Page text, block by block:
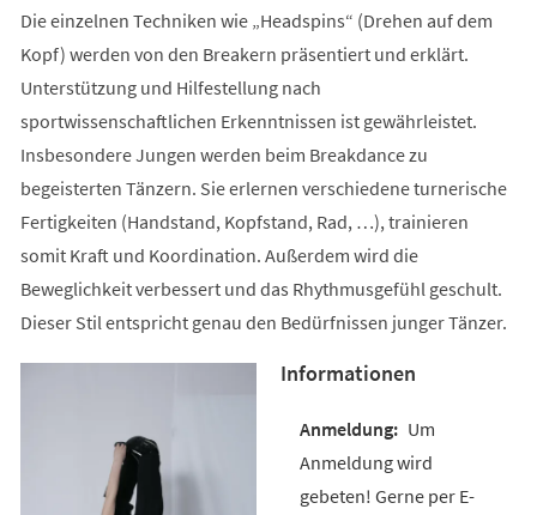
Die einzelnen Techniken wie „Headspins“ (Drehen auf dem
Kopf) werden von den Breakern präsentiert und erklärt.
Unterstützung und Hilfestellung nach
sportwissenschaftlichen Erkenntnissen ist gewährleistet.
Insbesondere Jungen werden beim Breakdance zu
begeisterten Tänzern. Sie erlernen verschiedene turnerische
Fertigkeiten (Handstand, Kopfstand, Rad, …), trainieren
somit Kraft und Koordination. Außerdem wird die
Beweglichkeit verbessert und das Rhythmusgefühl geschult.
Dieser Stil entspricht genau den Bedürfnissen junger Tänzer.
Informationen
Um
Anmeldung wird
gebeten! Gerne per E-